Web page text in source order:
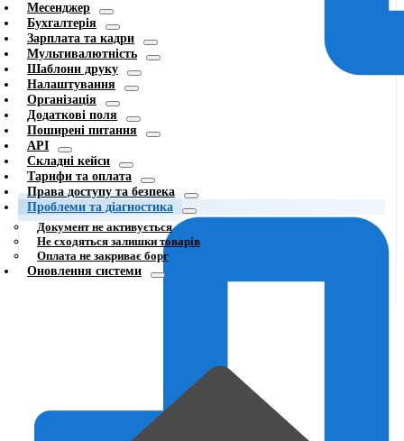
Месенджер
Бухгалтерія
Зарплата та кадри
Мультивалютність
Шаблони друку
Налаштування
Організація
Додаткові поля
Поширені питання
API
Складні кейси
Тарифи та оплата
Права доступу та безпека
Проблеми та діагностика
Документ не активується
Не сходяться залишки товарів
Оплата не закриває борг
Оновлення системи